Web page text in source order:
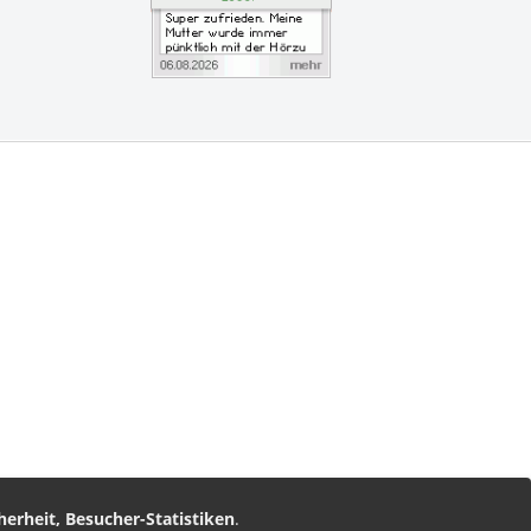
Leserservice
Besucher-Statistiken.